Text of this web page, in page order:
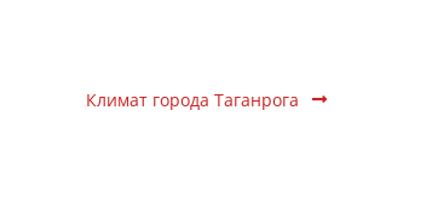
Климат города Таганрога